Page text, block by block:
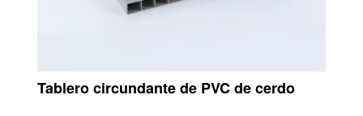
Tablero circundante de PVC de cerdo